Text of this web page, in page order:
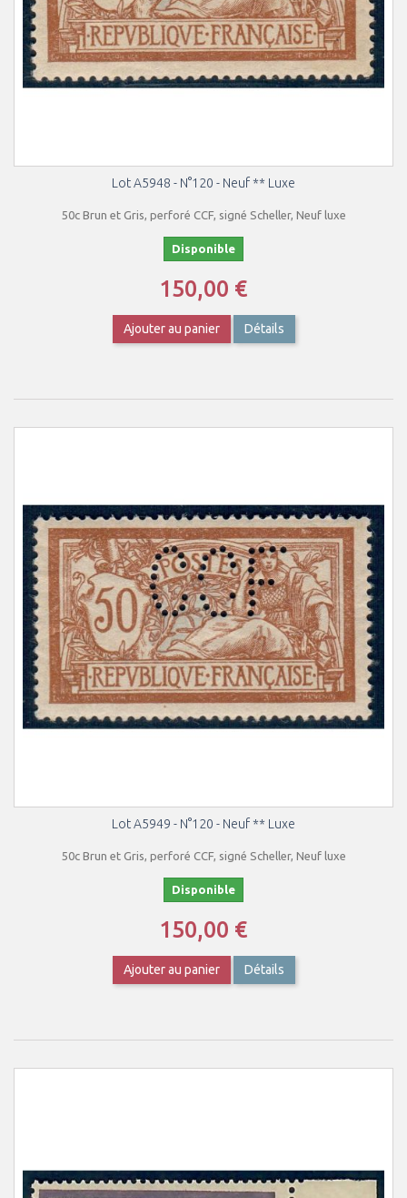
Lot A5948 - N°120 - Neuf ** Luxe
50c Brun et Gris, perforé CCF, signé Scheller, Neuf luxe
Disponible
150,00 €
Ajouter au panier Détails
Lot A5949 - N°120 - Neuf ** Luxe
50c Brun et Gris, perforé CCF, signé Scheller, Neuf luxe
Disponible
150,00 €
Ajouter au panier Détails